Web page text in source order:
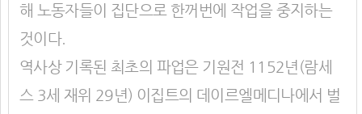
해 노동자들이 집단으로 한꺼번에 작업을 중지하는
것이다.
역사상 기록된 최초의 파업은 기원전 1152년(람세
스 3세 재위 29년) 이집트의 데이르엘메디나에서 벌